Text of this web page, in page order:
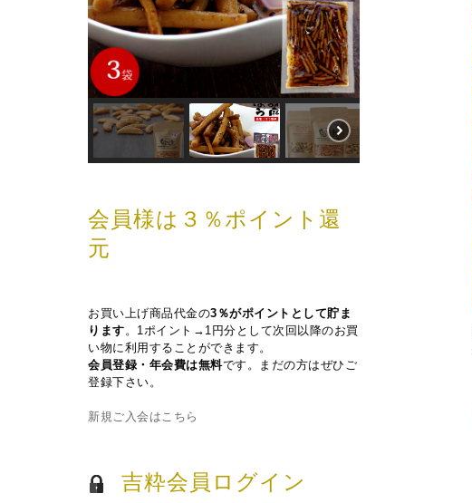
会員様は３％ポイント還
元
お買い上げ商品代金の3％がポイントとして貯ま
ります。1ポイント→1円分として次回以降のお買
い物に利用することができます。
会員登録・年会費は無料です。まだの方はぜひご
登録下さい。
新規ご入会はこちら
吉粋会員ログイン